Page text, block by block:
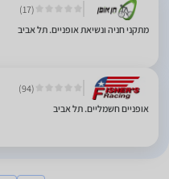
(17)
מתקני חניה ונשיאת אופניים. תל אביב
(94)
אופניים חשמליים. תל אביב